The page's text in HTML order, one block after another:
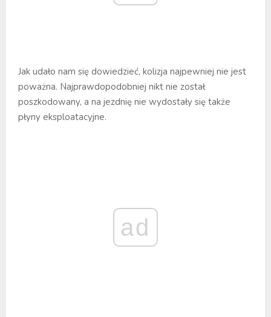
Jak udało nam się dowiedzieć, kolizja najpewniej nie jest
poważna. Najprawdopodobniej nikt nie został
poszkodowany, a na jezdnię nie wydostały się także
płyny eksploatacyjne.
ad